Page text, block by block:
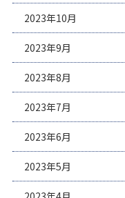
2023年10月
2023年9月
2023年8月
2023年7月
2023年6月
2023年5月